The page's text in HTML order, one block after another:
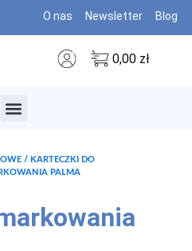
O nas Newsletter Blog
0,00 zł
/ KARTECZKI DO
PALMA